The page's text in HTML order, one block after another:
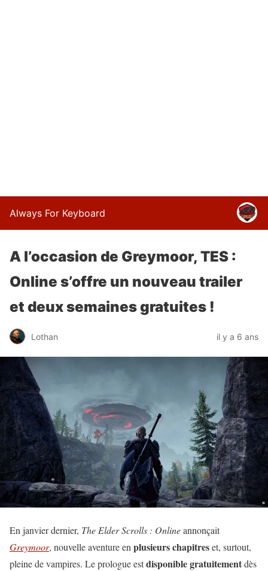
Always For Keyboard
A l’occasion de Greymoor, TES :
Online s’offre un nouveau trailer
et deux semaines gratuites !
Lothan il y a 6 ans
En janvier dernier, The Elder Scrolls : Onlineannonçait
Greymoor, nouvelle aventure en plusieurs chapitreset, surtout,
pleine de vampires. Le prologue estdisponible gratuitementdès